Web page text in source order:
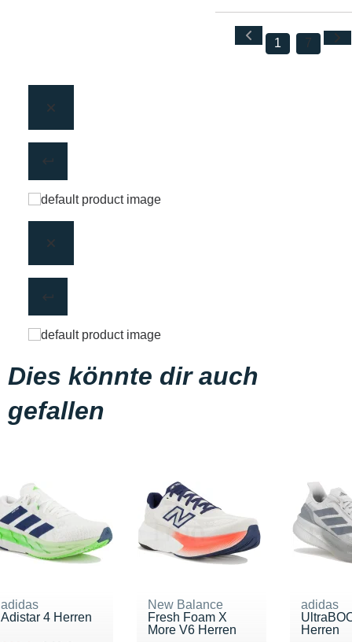
1 7
Dies könnte dir auch
gefallen
adidas
Adistar 4 Herren
New Balance
Fresh Foam X
More V6 Herren
adidas
Herren